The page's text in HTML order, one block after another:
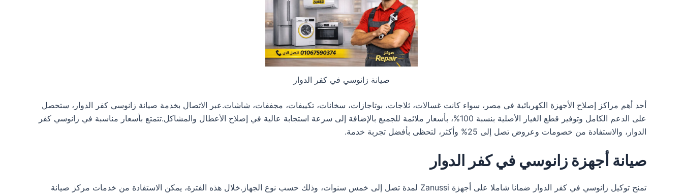
صيانة زانوسي في كفر الدوار
أحد أهم مراكز إصلاح الأجهزة الكهربائية في مصر، سواء كانت غسالات، ثلاجات، بوتاجازات، سخانات، تكييفات، مجففات، شاشات.عبر الاتصال بخدمة صيانة زانوسي كفر الدوار، ستحصل
على الدعم الكامل وتوفير قطع الغيار الأصلية بنسبة 100%، بأسعار ملائمة للجميع بالإضافة إلى سرعة استجابة عالية في إصلاح الأعطال والمشاكل.تتمتع بأسعار مناسبة في زانوسي كفر
الدوار، والاستفادة من خصومات وعروض تصل إلى 25% وأكثر، لتحظى بأفضل تجربة خدمة.
صيانة أجهزة زانوسي في كفر الدوار
تمنح توكيل زانوسي في كفر الدوار ضمانا شاملا على أجهزة Zanussi لمدة تصل إلى خمس سنوات، وذلك حسب نوع الجهاز.خلال هذه الفترة، يمكن الاستفادة من خدمات مركز صيانة